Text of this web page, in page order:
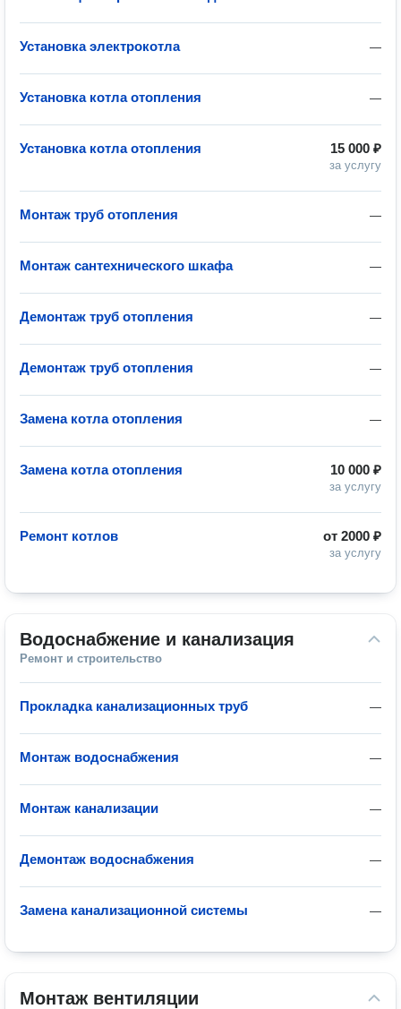
—
Установка электрокотла
—
Установка котла отопления
15 000 ₽
за услугу
Установка котла отопления
—
Монтаж труб отопления
—
Монтаж сантехнического шкафа
—
Демонтаж труб отопления
—
Демонтаж труб отопления
—
Замена котла отопления
10 000 ₽
за услугу
Замена котла отопления
от 2000 ₽
за услугу
Ремонт котлов
Водоснабжение и канализация
Ремонт и строительство
—
Прокладка канализационных труб
—
Монтаж водоснабжения
—
Монтаж канализации
—
Демонтаж водоснабжения
—
Замена канализационной системы
Монтаж вентиляции